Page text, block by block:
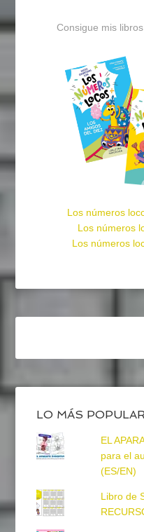
Consigue mis
Los números
Los números
Los números
LO MÁS POPULAR
EL
para el
(ES/EN)
Libro de